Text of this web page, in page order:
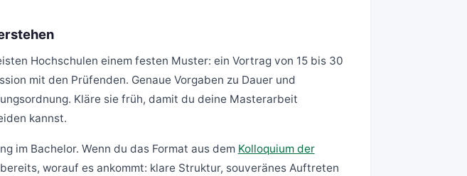
Hochschulen einem festen Muster: ein Vortrag von 15 bis 30
mit den Prüfenden. Genaue Vorgaben zu Dauer und
Kläre sie früh, damit du deine Masterarbeit
kannst.
im Bachelor. Wenn du das Format aus dem Kolloquium der
worauf es ankommt: klare Struktur, souveränes Auftreten